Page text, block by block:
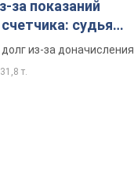
за показаний
судья
решение
из-за доначисления
31,8 т.